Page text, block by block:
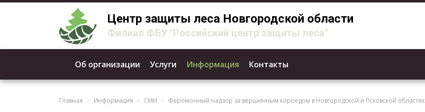
Центр защиты леса Новгородской области
Филиал ФБУ "Российский центр защиты леса"
Об организации Услуги Информация Контакты
Главная Информация СМИ Феромонный надзор за вершинным короедом в Новгородской и Псковской областях